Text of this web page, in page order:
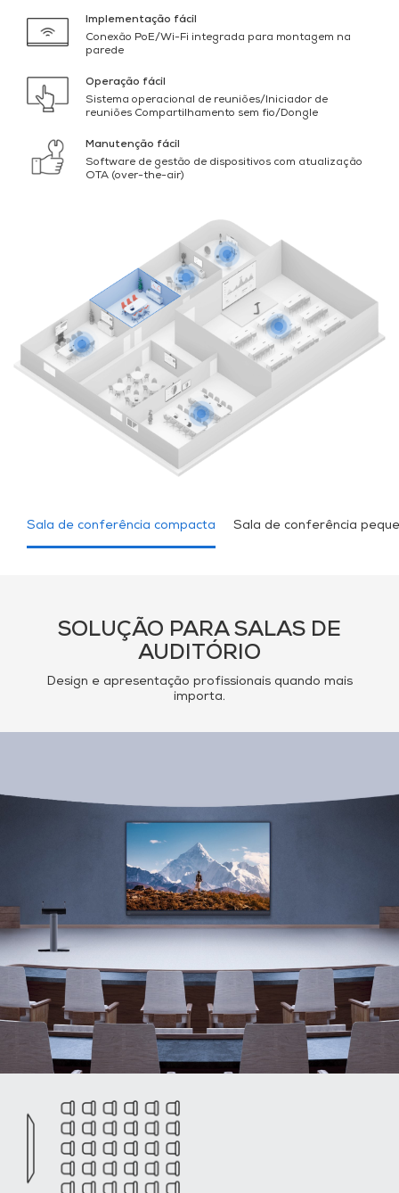
Implementação fácil
Conexão PoE/Wi-Fi integrada para montagem na
parede
Operação fácil
Sistema operacional de reuniões/Iniciador de
reuniões Compartilhamento sem fio/Dongle
Manutenção fácil
Software de gestão de dispositivos com atualização
OTA (over-the-air)
Sala de conferência compacta Sala de conferência
SOLUÇÃO PARA SALAS DE
AUDITÓRIO
Design e apresentação profissionais quando mais
importa.